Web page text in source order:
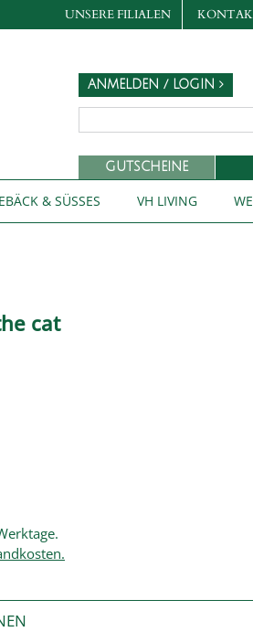
UNSERE FILIALEN
ANMELDEN / LOGIN
GUTSCHEINE
& SÜSSES VH LIVING
cat